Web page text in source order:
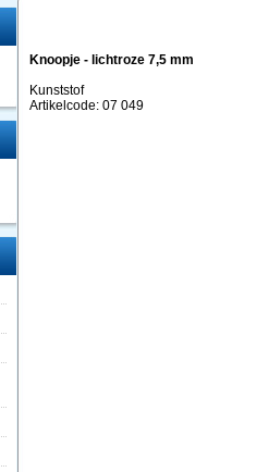
Knoopje - lichtroze 7,5 mm
Kunststof
Artikelcode: 07 049